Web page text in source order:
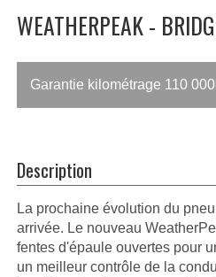
WEATHERPEAK -
Garantie kilométrage 110
Description
La prochaine évolution du
arrivée. Le nouveau
fentes d'épaule ouvertes pour
un meilleur contrôle de la